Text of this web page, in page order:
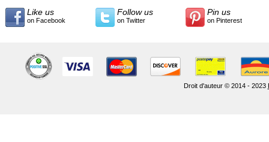
Like us
on Facebook
Follow us
on Twitter
Pin us
on Pinterest
Droit d'auteur © 2014 - 2023